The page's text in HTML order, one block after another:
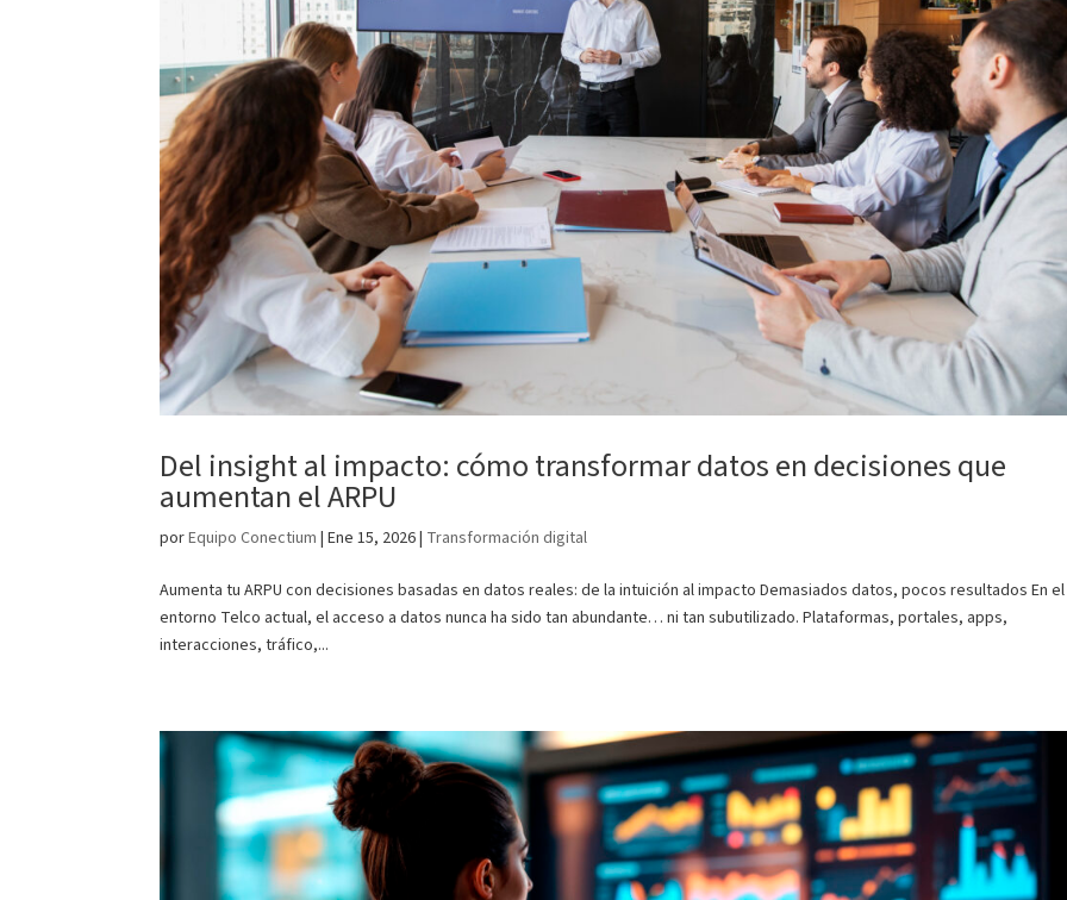
Del insight al impacto: cómo transformar datos en decisiones que
aumentan el ARPU
porEquipo Conectium |Ene 15, 2026| Transformación digital
Aumenta tu ARPU con decisiones basadas en datos reales: de la intuición al impacto Demasiados datos, pocos resultados En el
entorno Telco actual, el acceso a datos nunca ha sido tan abundante… ni tan subutilizado. Plataformas, portales, apps,
interacciones, tráfico,...